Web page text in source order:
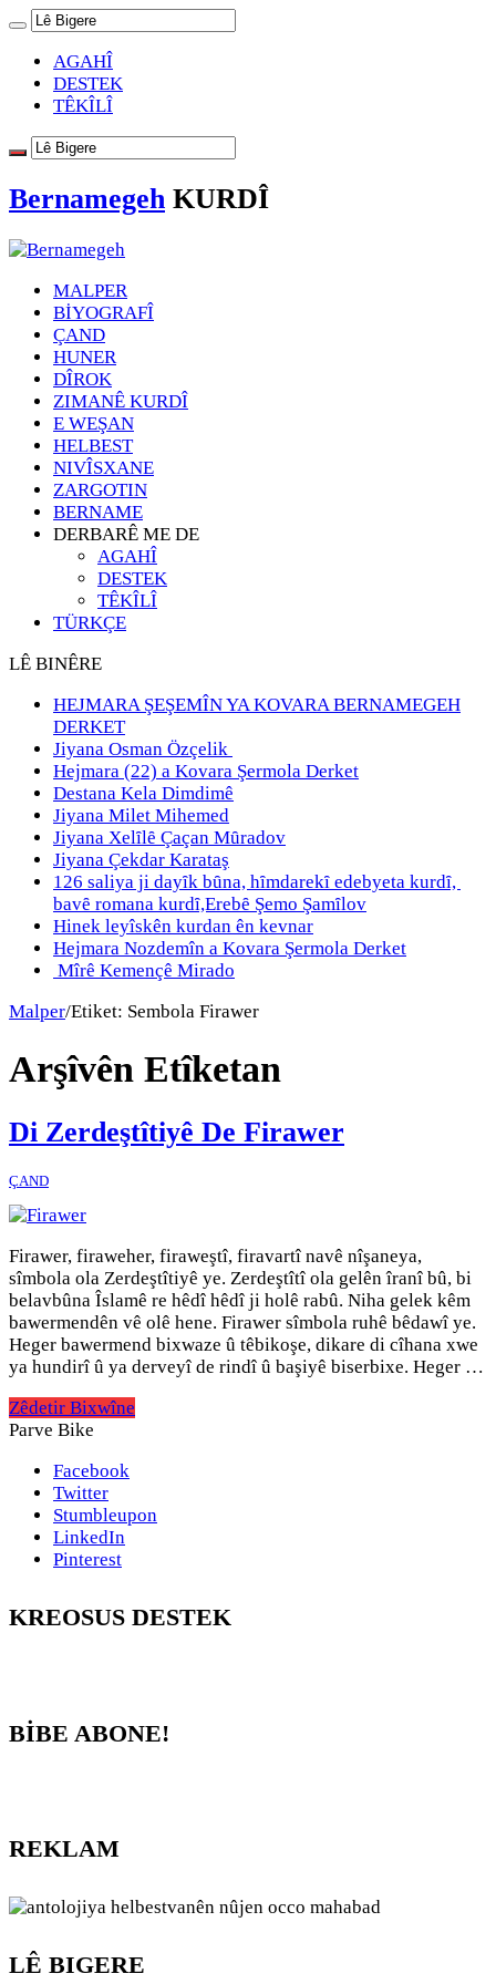
AGAHÎ
DESTEK
TÊKÎLÎ
Bernamegeh KURDÎ
MALPER
BİYOGRAFÎ
ÇAND
HUNER
DÎROK
ZIMANÊ KURDÎ
E WEŞAN
HELBEST
NIVÎSXANE
ZARGOTIN
BERNAME
DERBARÊ ME DE
AGAHÎ
DESTEK
TÊKÎLÎ
TÜRKÇE
LÊ BINÊRE
HEJMARA ŞEŞEMÎN YA KOVARA BERNAMEGEH
DERKET
Jiyana Osman Özçelik
Hejmara (22) a Kovara Şermola Derket
Destana Kela Dimdimê
Jiyana Milet Mihemed
Jiyana Xelȋlȇ Çaçan Mȗradov
Jiyana Çekdar Karataş
126 saliya ji dayȋk bȗna, hȋmdarekȋ edebyeta kurdȋ,
bavȇ romana kurdȋ,Erebȇ Şemo Şamȋlov
Hinek leyîskên kurdan ên kevnar
Hejmara Nozdemîn a Kovara Şermola Derket
Mîrê Kemençê Mirado
Malper/Etiket: Sembola Firawer
Arşîvên Etîketan
Di Zerdeştîtiyê De Firawer
ÇAND
Firawer, firaweher, firaweştî, firavartî navê nîşaneya,
sîmbola ola Zerdeştîtiyê ye. Zerdeştîtî ola gelên îranî bû, bi
belavbûna Îslamê re hêdî hêdî ji holê rabû. Niha gelek kêm
bawermendên vê olê hene. Firawer sîmbola ruhê bêdawî ye.
Heger bawermend bixwaze û têbikoşe, dikare di cîhana xwe
ya hundirî û ya derveyî de rindî û başiyê biserbixe. Heger …
Zêdetir Bixwîne
Parve Bike
Facebook
Twitter
Stumbleupon
LinkedIn
Pinterest
KREOSUS DESTEK
BİBE ABONE!
REKLAM
LÊ BIGERE